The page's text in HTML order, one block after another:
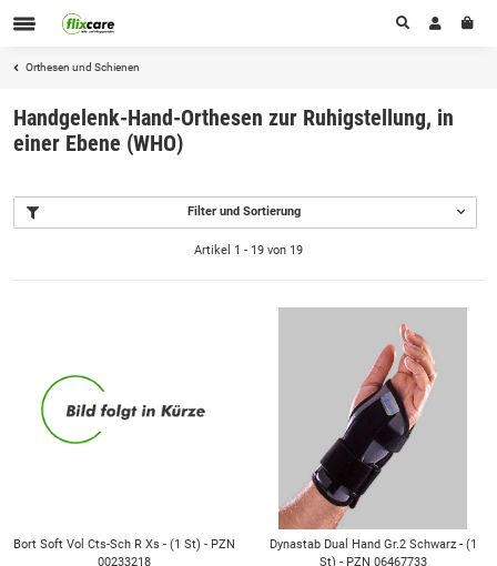
Orthesen und Schienen
Handgelenk-Hand-Orthesen zur Ruhigstellung, in
einer Ebene (WHO)
Filter und Sortierung
Artikel 1 - 19 von 19
Bort Soft Vol Cts-Sch R Xs - (1 St) - PZN
00233218
Dynastab Dual Hand Gr.2 Schwarz - (1
St) - PZN 06467733